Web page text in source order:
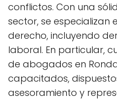
conflictos. Con una
sector, se especializan
derecho, incluyendo
laboral. En particular,
de abogados en
capacitados,
asesoramiento y